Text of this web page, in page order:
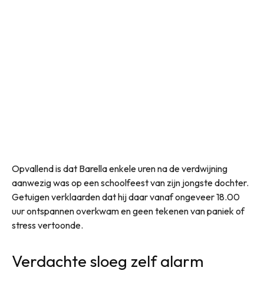
Opvallend is dat Barella enkele uren na de verdwijning
aanwezig was op een schoolfeest van zijn jongste dochter.
Getuigen verklaarden dat hij daar vanaf ongeveer 18.00
uur ontspannen overkwam en geen tekenen van paniek of
stress vertoonde.
Verdachte sloeg zelf alarm